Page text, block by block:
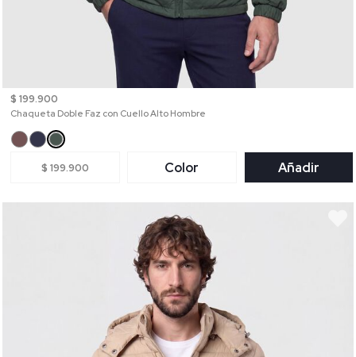
$ 199.900
Chaqueta Doble Faz con Cuello Alto Hombre
$ 199.900 Color Añadir